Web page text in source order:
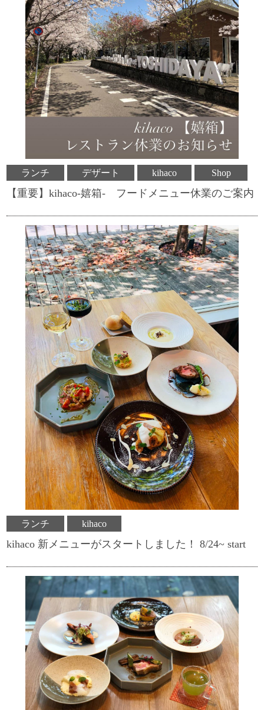
ランチ デザート kihaco Shop
【重要】kihaco-嬉箱- フードメニュー休業のご案内
ランチ kihaco
kihaco 新メニューがスタートしました！ 8/24~ start